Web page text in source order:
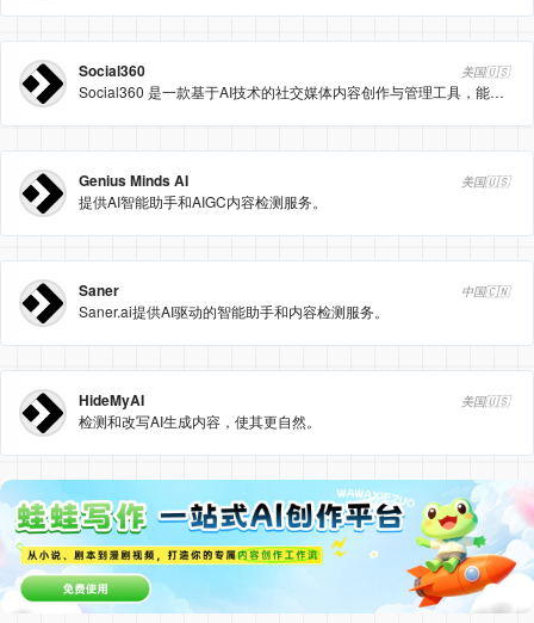
Social360 美国🇺🇸
Social360 是一款基于AI技术的社交媒体内容创作与管理工具，能够帮助用户快速生成、安排和发布社交媒体内容，提升内容创作效率和营销效果。
Genius Minds AI 美国🇺🇸
提供AI智能助手和AIGC内容检测服务。
Saner 中国🇨🇳
Saner.ai提供AI驱动的智能助手和内容检测服务。
HideMyAI 美国🇺🇸
检测和改写AI生成内容，使其更自然。